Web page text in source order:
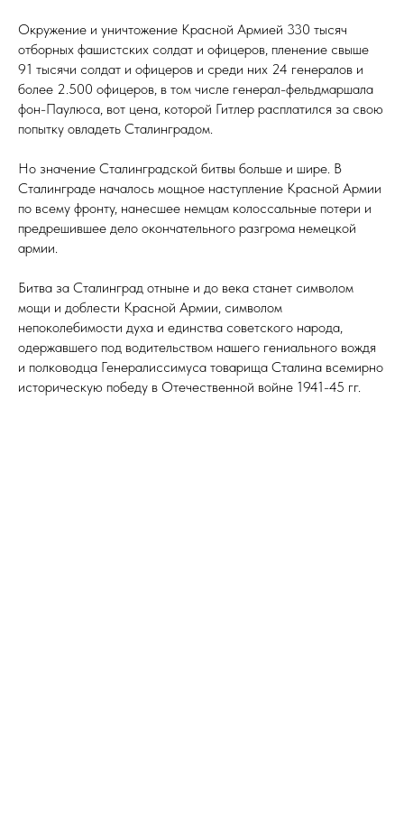
Окружение и уничтожение Красной Армией 330 тысяч
отборных фашистских солдат и офицеров, пленение свыше
91 тысячи солдат и офицеров и среди них 24 генералов и
более 2.500 офицеров, в том числе генерал-фельдмаршала
фон-Паулюса, вот цена, которой Гитлер расплатился за свою
попытку овладеть Сталинградом.
Но значение Сталинградской битвы больше и шире. В
Сталинграде началось мощное наступление Красной Армии
по всему фронту, нанесшее немцам колоссальные потери и
предрешившее дело окончательного разгрома немецкой
армии.
Битва за Сталинград отныне и до века станет символом
мощи и доблести Красной Армии, символом
непоколебимости духа и единства советского народа,
одержавшего под водительством нашего гениального вождя
и полководца Генералиссимуса товарища Сталина всемирно
историческую победу в Отечественной войне 1941-45 гг.